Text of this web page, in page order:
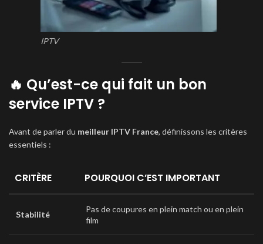
IPTV
🔥 Qu’est-ce qui fait un bon
service IPTV ?
Avant de parler du meilleur IPTV France, définissons les critères
essentiels :
CRITÈRE POURQUOI C’EST IMPORTANT
Stabilité
Pas de coupures en plein match ou en plein
film